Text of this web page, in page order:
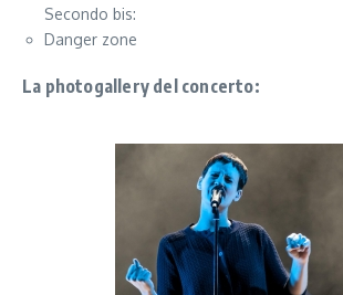
Secondo bis:
Danger zone
La photogallery del concerto: